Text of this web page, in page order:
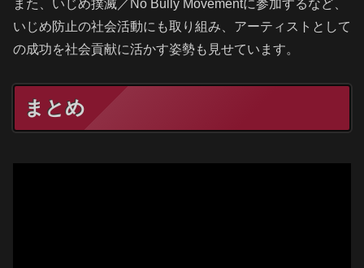
また、いじめ撲滅／No Bully Movementに参加するなど、
いじめ防止の社会活動にも取り組み、アーティストとして
の成功を社会貢献に活かす姿勢も見せています。
まとめ